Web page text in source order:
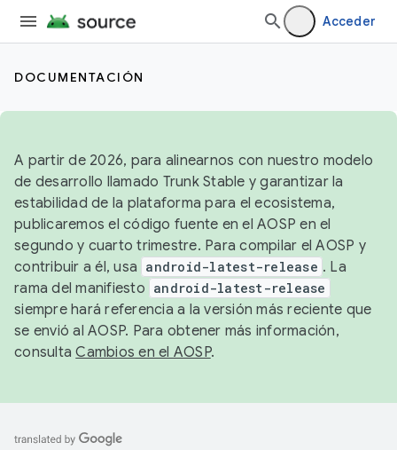
Acceder
DOCUMENTACIÓN
A partir de 2026, para alinearnos con nuestro modelo
de desarrollo llamado Trunk Stable y garantizar la
estabilidad de la plataforma para el ecosistema,
publicaremos el código fuente en el AOSP en el
segundo y cuarto trimestre. Para compilar el AOSP y
contribuir a él, usa android-latest-release . La
rama del manifiesto android-latest-release
siempre hará referencia a la versión más reciente que
se envió al AOSP. Para obtener más información,
consultaCambios en el AOSP.